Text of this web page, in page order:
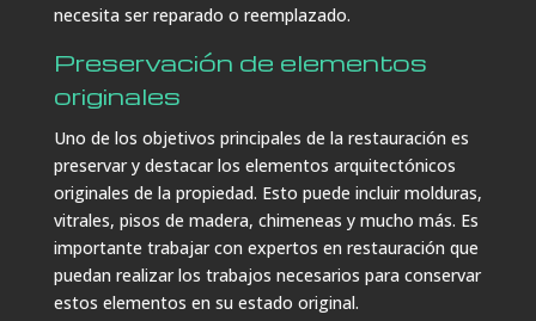
necesita ser reparado o reemplazado.
Preservación de elementos
originales
Uno de los objetivos principales de la restauración es
preservar y destacar los elementos arquitectónicos
originales de la propiedad. Esto puede incluir molduras,
vitrales, pisos de madera, chimeneas y mucho más. Es
importante trabajar con expertos en restauración que
puedan realizar los trabajos necesarios para conservar
estos elementos en su estado original.